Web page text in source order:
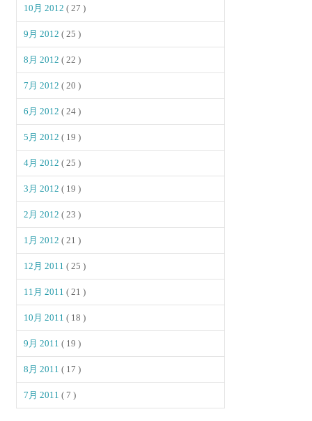
10月 2012( 27 )
9月 2012( 25 )
8月 2012( 22 )
7月 2012( 20 )
6月 2012( 24 )
5月 2012( 19 )
4月 2012( 25 )
3月 2012( 19 )
2月 2012( 23 )
1月 2012( 21 )
12月 2011( 25 )
11月 2011( 21 )
10月 2011( 18 )
9月 2011( 19 )
8月 2011( 17 )
7月 2011( 7 )